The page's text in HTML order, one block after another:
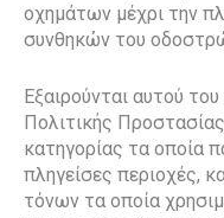
οχημάτων μέχρι την
συνθηκών του
Εξαιρούνται αυτού
Πολιτικής
κατηγορίας τα οποία
πληγείσες περιοχές,
τόνων τα οποία